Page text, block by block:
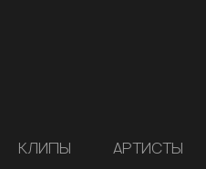
КЛИПЫ АРТИСТЫ